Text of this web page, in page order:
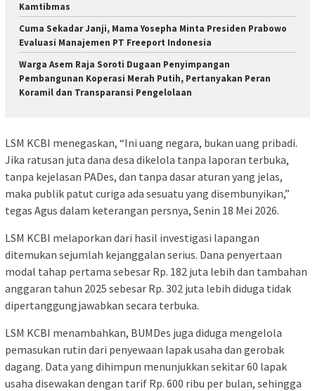
Kamtibmas
Cuma Sekadar Janji, Mama Yosepha Minta Presiden Prabowo
Evaluasi Manajemen PT Freeport Indonesia
Warga Asem Raja Soroti Dugaan Penyimpangan
Pembangunan Koperasi Merah Putih, Pertanyakan Peran
Koramil dan Transparansi Pengelolaan
LSM KCBI menegaskan, “Ini uang negara, bukan uang pribadi.
Jika ratusan juta dana desa dikelola tanpa laporan terbuka,
tanpa kejelasan PADes, dan tanpa dasar aturan yang jelas,
maka publik patut curiga ada sesuatu yang disembunyikan,”
tegas Agus dalam keterangan persnya, Senin 18 Mei 2026.
LSM KCBI melaporkan dari hasil investigasi lapangan
ditemukan sejumlah kejanggalan serius. Dana penyertaan
modal tahap pertama sebesar Rp. 182 juta lebih dan tambahan
anggaran tahun 2025 sebesar Rp. 302 juta lebih diduga tidak
dipertanggungjawabkan secara terbuka.
LSM KCBI menambahkan, BUMDes juga diduga mengelola
pemasukan rutin dari penyewaan lapak usaha dan gerobak
dagang. Data yang dihimpun menunjukkan sekitar 60 lapak
usaha disewakan dengan tarif Rp. 600 ribu per bulan, sehingga